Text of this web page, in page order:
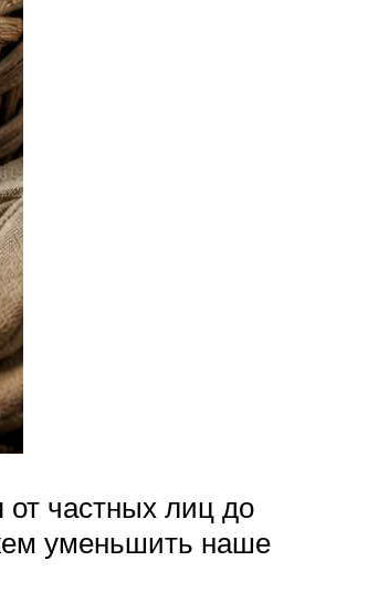
частных лиц до
уменьшить наше